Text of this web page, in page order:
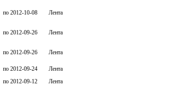
по 2012-10-08 Лента
по 2012-09-26 Лента
по 2012-09-26 Лента
по 2012-09-24
Лента
по 2012-09-12
Лента